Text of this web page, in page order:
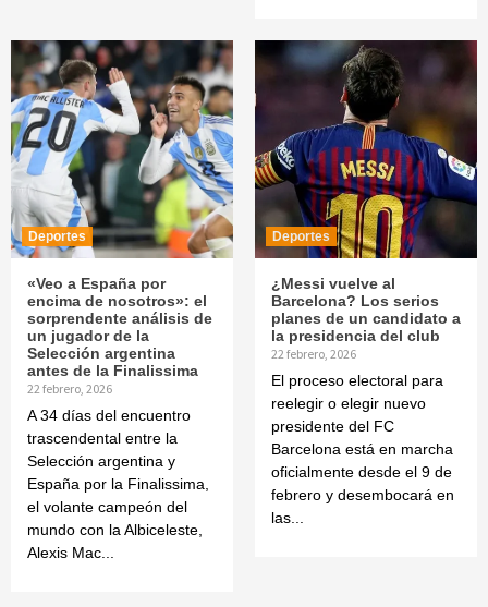
Deportes
«Veo a España por
encima de nosotros»: el
sorprendente análisis de
un jugador de la
Selección argentina
antes de la Finalissima
22 febrero, 2026
A 34 días del encuentro
trascendental entre la
Selección argentina y
España por la Finalissima,
el volante campeón del
mundo con la Albiceleste,
Alexis Mac...
Deportes
¿Messi vuelve al
Barcelona? Los serios
planes de un candidato a
la presidencia del club
22 febrero, 2026
El proceso electoral para
reelegir o elegir nuevo
presidente del FC
Barcelona está en marcha
oficialmente desde el 9 de
febrero y desembocará en
las...